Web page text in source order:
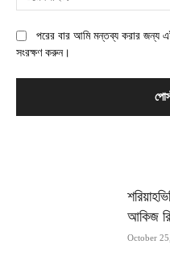
পরের বার আমি মন্তব্য করার জন্য
সংরক্ষণ করুন।
আকিজ
October